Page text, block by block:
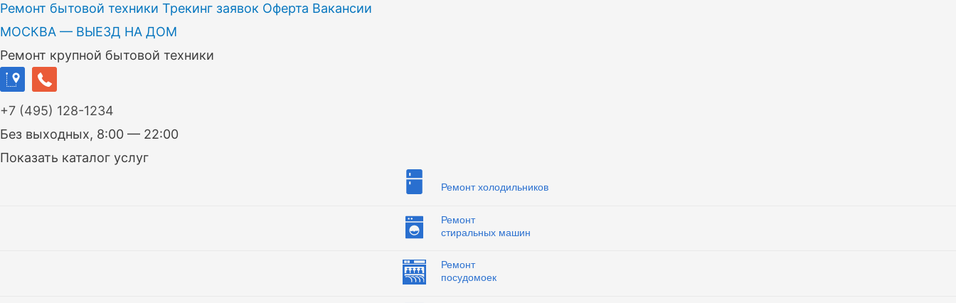
Ремонт бытовой техники Трекинг заявок Оферта Вакансии
МОСКВА — ВЫЕЗД НА ДОМ
Ремонт крупной бытовой техники
+7 (495) 128-1234
Без выходных, 8:00 — 22:00
Показать каталог услуг
Ремонт холодильников
Ремонт
стиральных машин
Ремонт
посудомоек